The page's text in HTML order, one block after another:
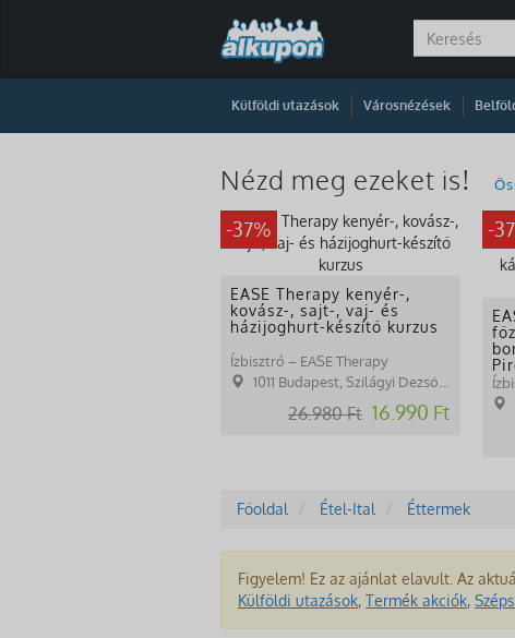
Külföldi utazások Városnézések
Nézd meg ezeket is!
-37%
EASE Therapy kenyér-,
kovász-, sajt-, vaj- és
házijoghurt-készítő kurzus
Ízbisztró – EASE Therapy
1011 Budapest, Szilágyi Dezső tér 1.
26.980 Ft 16.990 Ft
-
Főoldal Étel-Ital Éttermek
Figyelem! Ez az ajánlat elavult. Az
Külföldi utazások, Termék akciók,